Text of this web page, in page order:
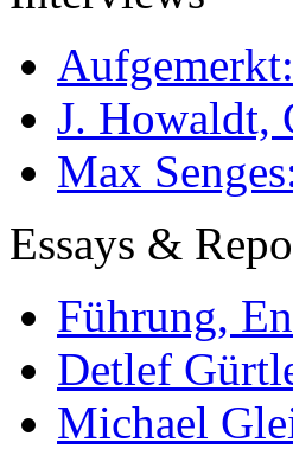
J. Howaldt,
Max
Essays &
Führung,
Detlef
Michael